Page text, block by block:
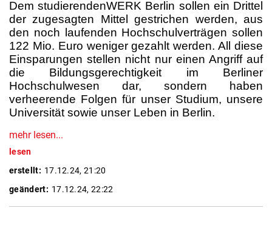
Dem studierendenWERK Berlin sollen ein Drittel
der zugesagten Mittel gestrichen werden, aus
den noch laufenden Hochschulverträgen sollen
122 Mio. Euro weniger gezahlt werden. All diese
Einsparungen stellen nicht nur einen Angriff auf
die Bildungsgerechtigkeit im Berliner
Hochschulwesen dar, sondern haben
verheerende Folgen für unser Studium, unsere
Universität sowie unser Leben in Berlin.
mehr lesen...
lesen
erstellt: 17.12.24, 21:20
geändert: 17.12.24, 22:22